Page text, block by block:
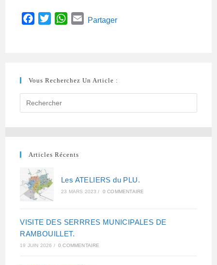
o
o
k
e
r
W
A
p
EPartager
Vous Recherchez Un Article :
Articles Récents
Les ATELIERS du PLU.
23 MARS 2023 / 0 COMMENTAIRE
VISITE DES SERRRES MUNICIPALES DE
RAMBOUILLET.
19 JUIN 2026 / 0 COMMENTAIRE